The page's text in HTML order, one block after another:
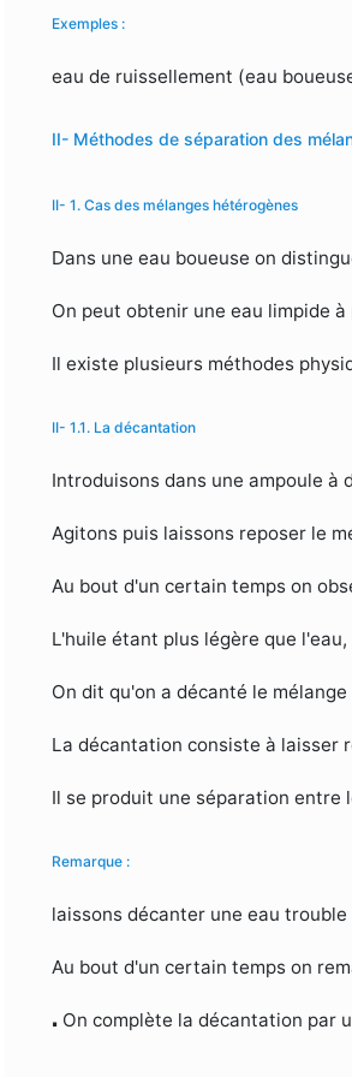
Exemples :
eau de ruissellement (eau
II- Méthodes de séparation des
II- 1. Cas des mélanges hétérogènes
Dans une eau boueuse on
On peut obtenir une eau limpide
Il existe plusieurs méthodes
II- 1.1. La décantation
Introduisons dans une ampoule à
Agitons puis laissons reposer le
Au bout d'un certain temps on
L'huile étant plus légère que
On dit qu'on a décanté le
La décantation consiste à laisser
Il se produit une séparation entre
Remarque :
laissons décanter une eau
Au bout d'un certain temps on
⋅⋅ On complète la décantation par